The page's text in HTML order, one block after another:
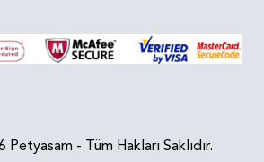
- Tüm Hakları Saklıdır.